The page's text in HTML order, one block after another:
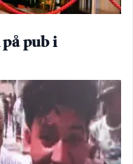
pub i